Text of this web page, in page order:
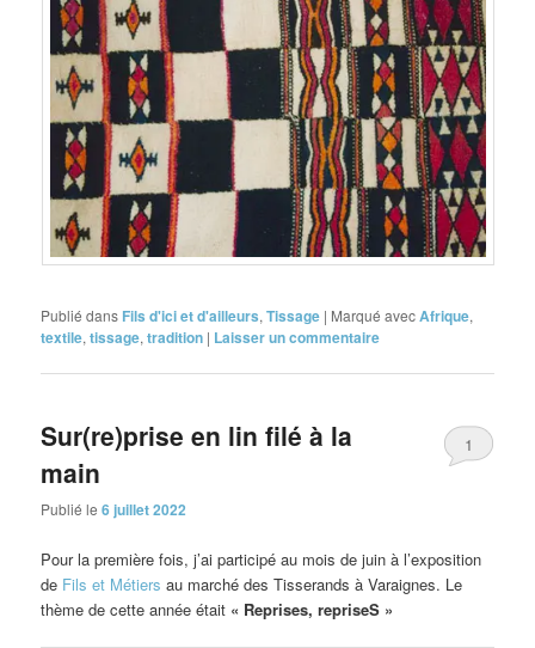
Publié dans Fils d'ici et d'ailleurs,Tissage | Marqué avecAfrique,
textile,tissage,tradition | Laisser un commentaire
Sur(re)prise en lin filé à la
main
Publié le6 juillet 2022
1
Pour la première fois, j’ai participé au mois de juin à l’exposition
de Fils et Métiers au marché des Tisserands à Varaignes. Le
thème de cette année était « Reprises, repriseS »